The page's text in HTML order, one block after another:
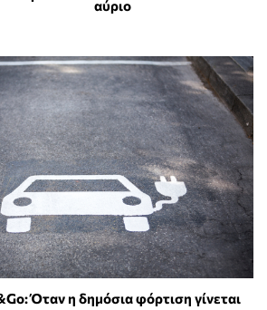
αύριο
Όταν η δημόσια φόρτιση γίνεται